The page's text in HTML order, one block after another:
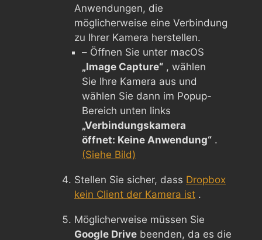
Anwendungen, die
möglicherweise eine Verbindung
zu Ihrer Kamera herstellen.
– Öffnen Sie unter macOS
„Image Capture“ , wählen
Sie Ihre Kamera aus und
wählen Sie dann im Popup-
Bereich unten links
„Verbindungskamera
öffnet: Keine Anwendung“ .
(Siehe Bild)
Stellen Sie sicher, dass Dropbox
kein Client der Kamera ist .
Möglicherweise müssen Sie
Google Drive beenden, da es die